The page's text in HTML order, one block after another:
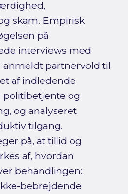
skam. Empirisk
på
interviews med
anmeldt partnervold til
af indledende
politibetjente og
og analyseret
tilgang.
på, at tillid og
af, hvordan
behandlingen:
bebrejdende